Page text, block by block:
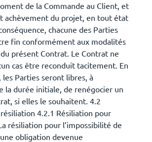
de la Commande au Client, et
achèvement du projet, en tout état
chacune des Parties
fin conformément aux modalités
présent Contrat. Le Contrat ne
cas être reconduit tacitement. En
les Parties seront libres, à
la durée initiale, de renégocier un
si elles le souhaitent. 4.2
4.2.1 Résiliation pour
résiliation pour l’impossibilité de
obligation devenue